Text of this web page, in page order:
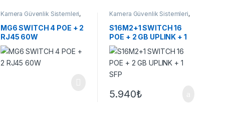
Kamera Güvenlik Sistemleri,
MG6 SWITCH 4 POE + 2
RJ45 60W
Kamera Güvenlik Sistemleri,
S16M2+1 SWITCH 16
POE + 2 GB UPLINK + 1
SFP
5.940₺